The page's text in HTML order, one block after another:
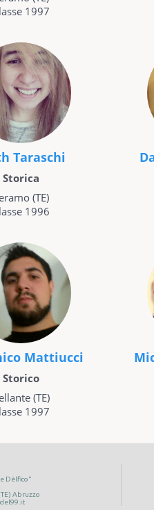
1997
Taraschi
Storica
(TE)
1996
Mattiucci
Storico
(TE)
1997
Dèlfico"
Abruzzo